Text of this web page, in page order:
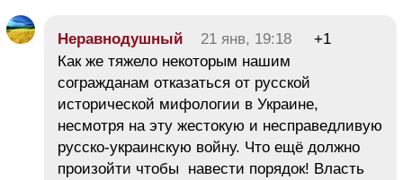
Неравнодушный 21 янв, 19:18
+1
Как же тяжело некоторым нашим
согражданам отказаться от русской
исторической мифологии в Украине,
несмотря на эту жестокую и несправедливую
русско-украинскую войну. Что ещё должно
произойти чтобы навести порядок! Власть